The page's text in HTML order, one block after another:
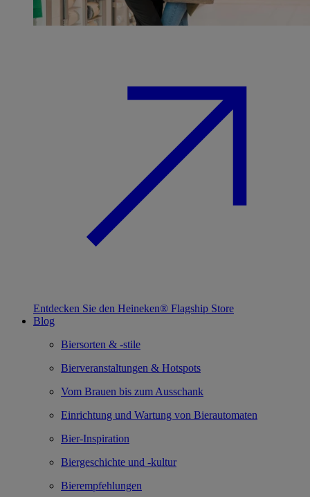
Entdecken Sie den Heineken® Flagship Store
Blog
Biersorten & -stile
Bierveranstaltungen & Hotspots
Vom Brauen bis zum Ausschank
Einrichtung und Wartung von Bierautomaten
Bier-Inspiration
Biergeschichte und -kultur
Bierempfehlungen